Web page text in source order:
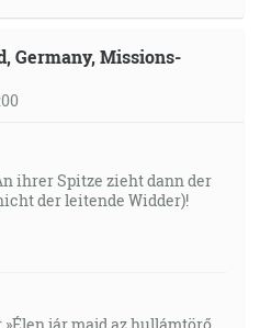
Germany, Missions-
ihrer Spitze zieht dann der
der leitende Widder)!